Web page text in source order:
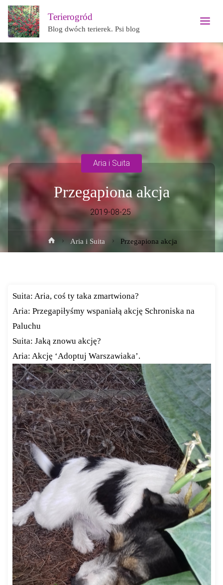
Terierogród
Blog dwóch terierek. Psi blog
Przegapiona akcja
2019-08-25
Aria i Suita
Strona
główna
Aria i Suita Przegapiona akcja
Suita: Aria, coś ty taka zmartwiona?
Aria: Przegapiłyśmy wspaniałą akcję Schroniska na
Paluchu
Suita: Jaką znowu akcję?
Aria: Akcję ‘Adoptuj Warszawiaka’.